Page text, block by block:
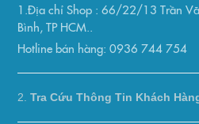
1.Địa chỉ Shop : 66/22/13 Trần
Bình, TP HCM..
Hotline bán hàng: 0936 744 754
2.Tra Cứu Thông Tin Khách